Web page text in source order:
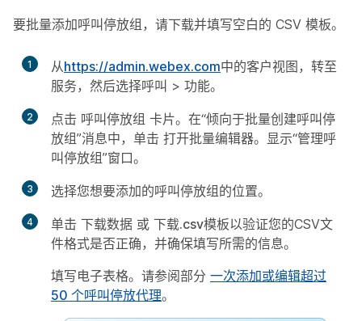
要批量添加呼叫停放组，请下载并填写空白的 CSV 模板。
1 从https://admin.webex.com中的客户视图，转至
服务，然后选择呼叫 > 功能。
2 点击 呼叫停放组 卡片。在“倾向于批量创建呼叫停
放组”消息中，单击 打开批量编辑器。显示“管理呼
叫停放组”窗口。
3 选择您想要添加的呼叫停放组的位置。
4 单击 下载数据 或 下载.csv模板以验证您的CSV文
件格式是否正确，并确保填写所需的信息。
填写电子表格。请参阅部分 一次添加或编辑超过
50 个呼叫停放代理。